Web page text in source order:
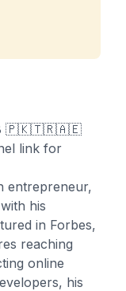
🇵🇰🇹🇷🇦🇪
link for
entrepreneur,
his
in Forbes,
reaching
online
his